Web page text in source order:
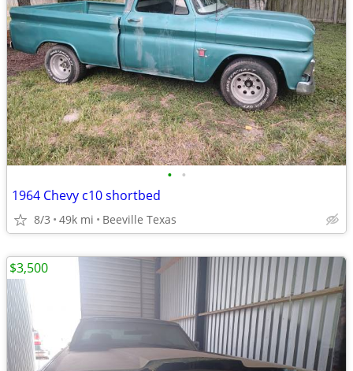
• •
1964 Chevy c10 shortbed
8/3 49k mi Beeville Texas
$3,500